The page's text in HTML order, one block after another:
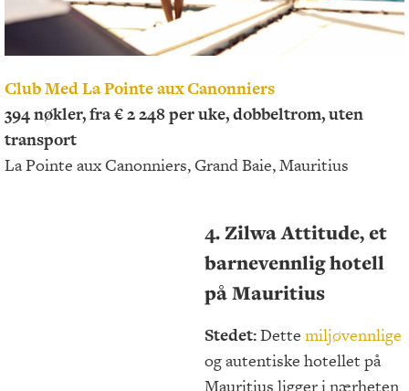
Club Med La Pointe aux Canonniers
394 nøkler, fra € 2 248 per uke, dobbeltrom, uten
transport
La Pointe aux Canonniers, Grand Baie, Mauritius
4. Zilwa Attitude, et
barnevennlig hotell
på Mauritius
Stedet:Dette miljøvennlige
og autentiske hotellet på
Mauritius ligger i nærheten